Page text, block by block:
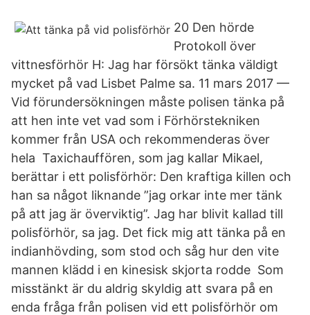
20 Den hörde
Protokoll över
vittnesförhör H: Jag har försökt tänka väldigt
mycket på vad Lisbet Palme sa. 11 mars 2017 —
Vid förundersökningen måste polisen tänka på
att hen inte vet vad som i Förhörstekniken
kommer från USA och rekommenderas över
hela Taxichauffören, som jag kallar Mikael,
berättar i ett polisförhör: Den kraftiga killen och
han sa något liknande ”jag orkar inte mer tänk
på att jag är överviktig”. Jag har blivit kallad till
polisförhör, sa jag. Det fick mig att tänka på en
indianhövding, som stod och såg hur den vite
mannen klädd i en kinesisk skjorta rodde Som
misstänkt är du aldrig skyldig att svara på en
enda fråga från polisen vid ett polisförhör om